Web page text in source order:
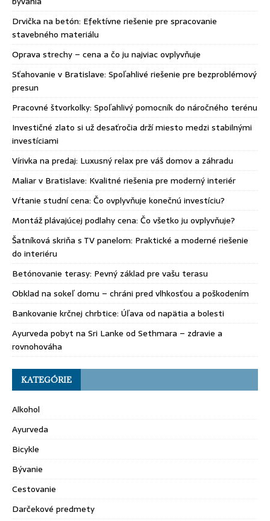
Drvička na betón: Efektívne riešenie pre spracovanie
stavebného materiálu
Oprava strechy – cena a čo ju najviac ovplyvňuje
Sťahovanie v Bratislave: Spoľahlivé riešenie pre bezproblémový
presun
Pracovné štvorkolky: Spoľahlivý pomocník do náročného terénu
Investičné zlato si už desaťročia drží miesto medzi stabilnými
investíciami
Vírivka na predaj: Luxusný relax pre váš domov a záhradu
Maliar v Bratislave: Kvalitné riešenia pre moderný interiér
Vŕtanie studní cena: Čo ovplyvňuje konečnú investíciu?
Montáž plávajúcej podlahy cena: Čo všetko ju ovplyvňuje?
Šatníková skriňa s TV panelom: Praktické a moderné riešenie
do interiéru
Betónovanie terasy: Pevný základ pre vašu terasu
Obklad na sokeľ domu – chráni pred vlhkosťou a poškodením
Bankovanie krčnej chrbtice: Úľava od napätia a bolesti
Ayurveda pobyt na Sri Lanke od Sethmara – zdravie a
rovnohováha
KATEGÓRIE
Alkohol
Ayurveda
Bicykle
Bývanie
Cestovanie
Darčekové predmety